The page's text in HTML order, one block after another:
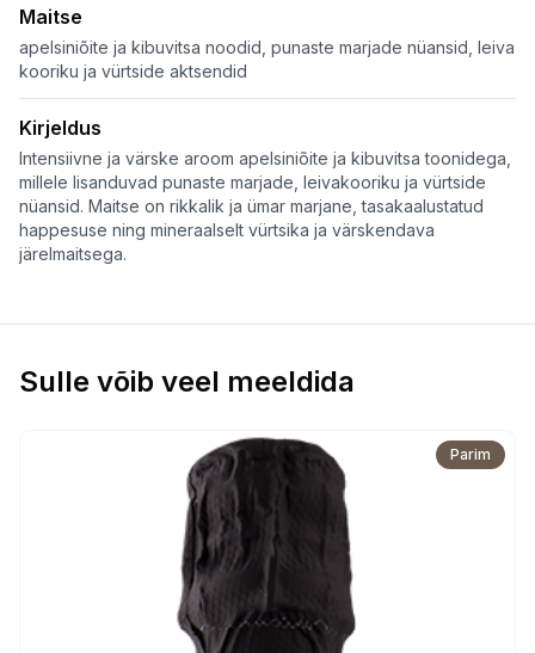
Scolca
Brut
Rose
Metodo
Classico
DOCG
kogus
Maitse
apelsiniõite ja kibuvitsa noodid, punaste marjade nüansid, leiva
kooriku ja vürtside aktsendid
Kirjeldus
Intensiivne ja värske aroom apelsiniõite ja kibuvitsa toonidega,
millele lisanduvad punaste marjade, leivakooriku ja vürtside
nüansid. Maitse on rikkalik ja ümar marjane, tasakaalustatud
happesuse ning mineraalselt vürtsika ja värskendava
järelmaitsega.
Sulle võib veel meeldida
Parim